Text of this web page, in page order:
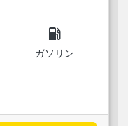
local_gas_station
ガソリン